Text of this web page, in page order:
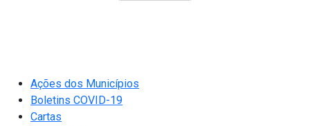
Ações dos Municípios
Boletins COVID-19
Cartas